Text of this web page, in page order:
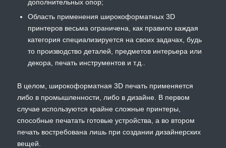
дополнительных опор;
Область применения широкоформатных 3D
принтеров весьма ограничена, как правило каждая
категория специализируется на своих задачах, будь
то производство деталей, предметов интерьера или
декора, печать инструментов и т.д..
В целом, широкоформатная 3D печать применяется
либо в промышленности, либо в дизайне. В первом
случае используются крайне сложные принтеры,
способные печатать готовые устройства, а во втором
печать востребована лишь при создании дизайнерских
вещей.